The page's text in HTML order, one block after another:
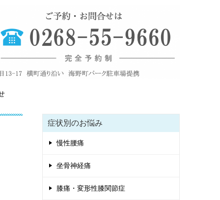
症状別のお悩み
慢性腰痛
坐骨神経痛
膝痛・変形性膝関節症